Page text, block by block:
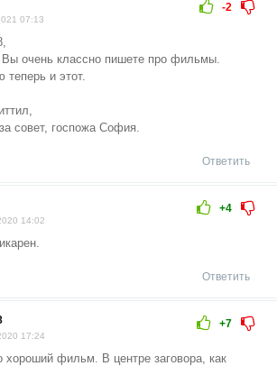
-2
07:13
Вы очень классно пишете про фильмы.
теперь и этот.
совет, госпожа София.
Ответить
+4
14:02
Ответить
+7
17:24
хороший фильм. В центре заговора, как